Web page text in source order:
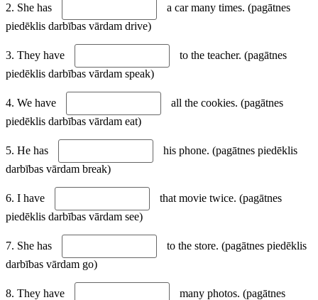
2. She has
a car many times. (pagātnes
piedēklis darbības vārdam drive)
3. They have
to the teacher. (pagātnes
piedēklis darbības vārdam speak)
4. We have
all the cookies. (pagātnes
piedēklis darbības vārdam eat)
5. He has
his phone. (pagātnes piedēklis
darbības vārdam break)
6. I have
that movie twice. (pagātnes
piedēklis darbības vārdam see)
7. She has
to the store. (pagātnes piedēklis
darbības vārdam go)
8. They have
many photos. (pagātnes